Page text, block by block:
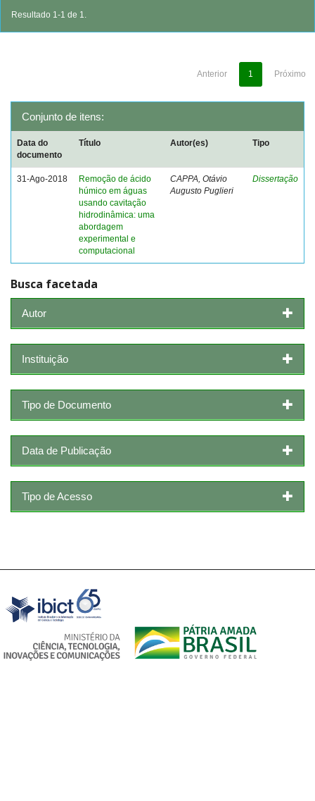
Resultado 1-1 de 1.
Anterior 1 Próximo
Conjunto de itens:
Data do
documento
Título Autor(es) Tipo
31-Ago-2018
Remoção de ácido
húmico em águas
usando cavitação
hidrodinâmica: uma
abordagem
experimental e
computacional
CAPPA, Otávio
Augusto Puglieri
Dissertação
Busca facetada
Autor
Instituição
Tipo de Documento
Data de Publicação
Tipo de Acesso